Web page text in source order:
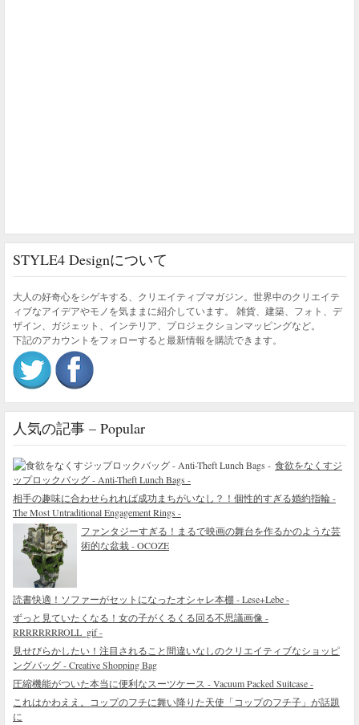
STYLE4 Designについて
大人の好奇心をシゲキする、クリエイティブマガジン。世界中のクリエイテ
ィブなアイデアやモノを気ままに紹介しています。 雑貨、建築、フォト、デ
ザイン、ガジェット、インテリア、プロジェクションマッピングなど。
下記のアカウントをフォローすると最新情報を購読できます。
人気の記事 – Popular
食欲をなくすジ
ップロックバッグ - Anti-Theft Lunch Bags -
相手の趣味に合わせられれば成功まちがいなし？！個性的すぎる婚約指輪 -
The Most Untraditional Engagement Rings -
ファンタジーすぎる！まるで映画の舞台を作るかのような芸
術的な盆栽 - OCOZE
読書快適！ソファーがセットになったオシャレ本棚 - Lese+Lebe -
ずっと見ていたくなる！女の子がくるくる回る不思議画像 -
RRRRRRRROLL_gif -
見せびらかしたい！注目されること間違いなしのクリエイティブなショッピ
ングバッグ - Creative Shopping Bag
圧縮機能がついた本当に便利なスーツケース - Vacuum Packed Suitcase -
これはかわええ。コップのフチに舞い降りた天使「コップのフチ子」が話題
に